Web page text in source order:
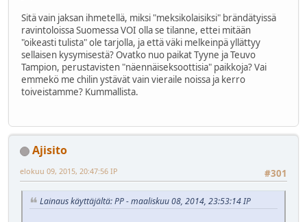
Sitä vain jaksan ihmetellä, miksi "meksikolaisiksi" brändätyissä
ravintoloissa Suomessa VOI olla se tilanne, ettei mitään
"oikeasti tulista" ole tarjolla, ja että väki melkeinpä yllättyy
sellaisen kysymisestä? Ovatko nuo paikat Tyyne ja Teuvo
Tampion, perustavisten "näennäiseksoottisia" paikkoja? Vai
emmekö me chilin ystävät vain vieraile noissa ja kerro
toiveistamme? Kummallista.
Ajisito
#301
elokuu 09, 2015, 20:47:56 IP
Lainaus käyttäjältä: PP - maaliskuu 08, 2014, 23:53:14 IP